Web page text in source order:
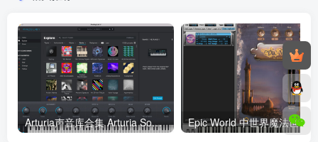
Arturia声音库合集 Arturia Sound Banks Bundle 2023.5 macOS